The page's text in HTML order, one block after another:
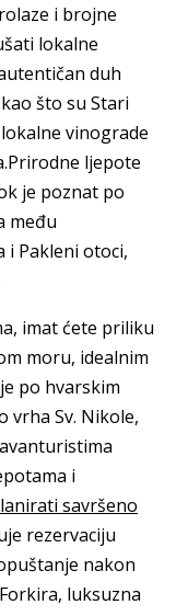
i brojne
lokalne
duh
što su Stari
vinograde
ljepote
je poznat po
među
i Pakleni otoci,
imat ćete priliku
moru, idealnim
po hvarskim
vrha Sv. Nikole,
i
savršeno
rezervaciju
nakon
luksuzna